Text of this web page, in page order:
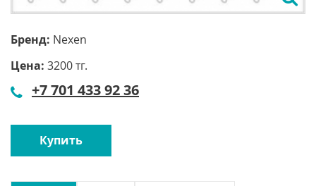
Бренд: Nexen
Цена: 3200 тг.
+7 701 433 92 36
Купить